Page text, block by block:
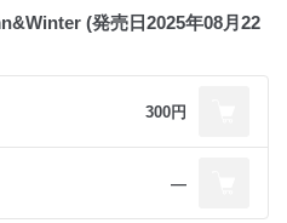
(発売日2025年08月22
300円
―